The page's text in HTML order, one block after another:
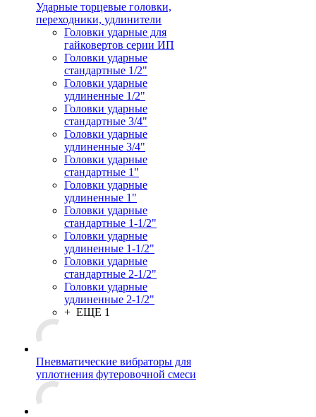
Ударные торцевые головки,
переходники, удлинители
Головки ударные для
гайковертов серии ИП
Головки ударные
стандартные 1/2"
Головки ударные
удлиненные 1/2"
Головки ударные
стандартные 3/4"
Головки ударные
удлиненные 3/4"
Головки ударные
стандартные 1"
Головки ударные
удлиненные 1"
Головки ударные
стандартные 1-1/2"
Головки ударные
удлиненные 1-1/2"
Головки ударные
стандартные 2-1/2"
Головки ударные
удлиненные 2-1/2"
+ ЕЩЕ 1
Пневматические вибраторы для
уплотнения футеровочной смеси